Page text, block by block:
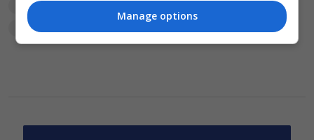
Vassilina
προβολές ταινιών
Manage options